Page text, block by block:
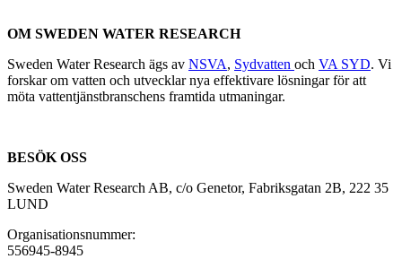
OM SWEDEN WATER RESEARCH
Sweden Water Research ägs av NSVA, Sydvatten och VA SYD. Vi
forskar om vatten och utvecklar nya effektivare lösningar för att
möta vattentjänstbranschens framtida utmaningar.
BESÖK OSS
Sweden Water Research AB, c/o Genetor, Fabriksgatan 2B, 222 35
LUND
Organisationsnummer:
556945-8945